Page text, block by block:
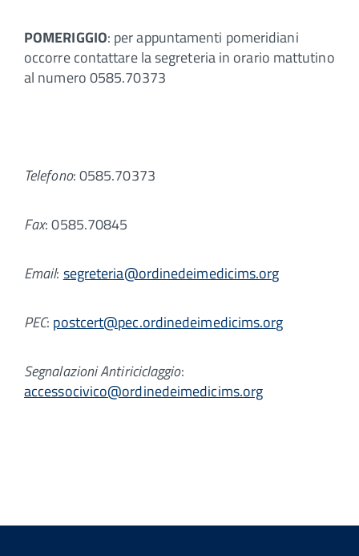
POMERIGGIO: per appuntamenti pomeridiani
occorre contattare la segreteria in orario mattutino
al numero 0585.70373
Telefono: 0585.70373
Fax: 0585.70845
Email: segreteria@ordinedeimedicims.org
PEC: postcert@pec.ordinedeimedicims.org
Segnalazioni Antiriciclaggio:
accessocivico@ordinedeimedicims.org